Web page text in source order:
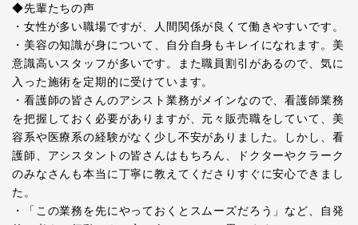
◆先輩たちの声
・女性が多い職場ですが、人間関係が良くて働きやすいです。
・美容の知識が身について、自分自身もキレイになれます。美
意識高いスタッフが多いです。また職員割引があるので、気に
入った施術を定期的に受けています。
・看護師の皆さんのアシスト業務がメインなので、看護師業務
を把握しておく必要がありますが、元々販売職をしていて、美
容系や医療系の経験がなく少し不安がありました。しかし、看
護師、アシスタントの皆さんはもちろん、ドクターやクラーク
のみなさんも本当に丁寧に教えてくださりすぐに安心できまし
た。
・「この業務を先にやっておくとスムーズだろう」など、自発